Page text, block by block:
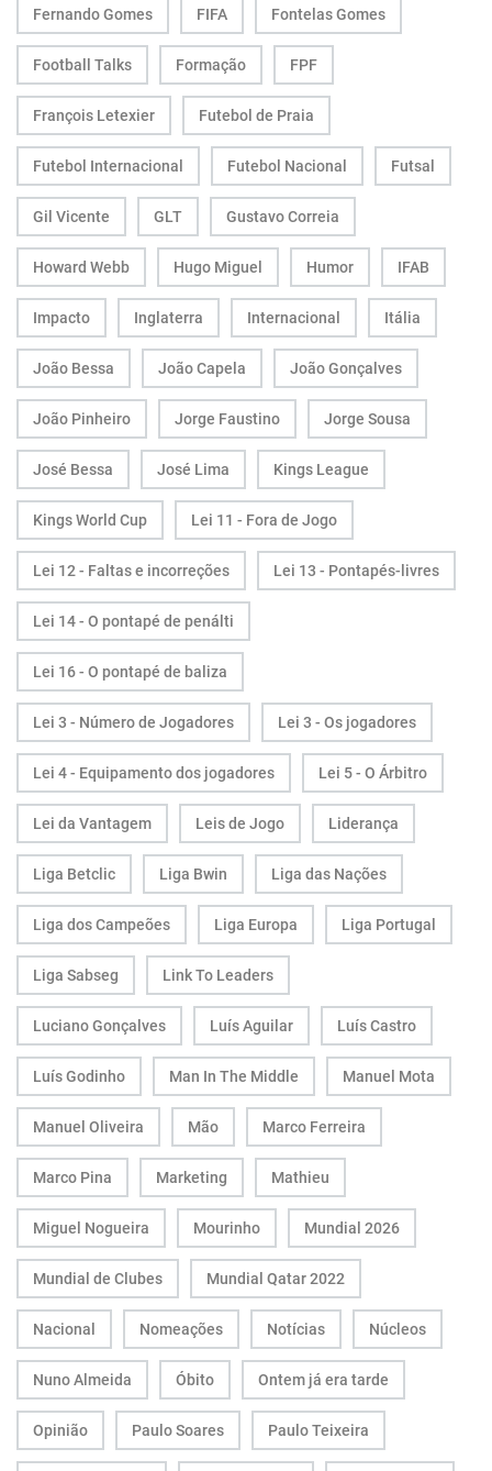
Fernando Gomes FIFA Fontelas Gomes
Football Talks Formação FPF
François Letexier Futebol de Praia
Futebol Internacional Futebol Nacional Futsal
Gil Vicente GLT Gustavo Correia
Howard Webb Hugo Miguel Humor IFAB
Impacto Inglaterra Internacional Itália
João Bessa João Capela João Gonçalves
João Pinheiro Jorge Faustino Jorge Sousa
José Bessa José Lima Kings League
Kings World Cup Lei 11 - Fora de Jogo
Lei 12 - Faltas e incorreções Lei 13 - Pontapés-livres
Lei 14 - O pontapé de penálti
Lei 16 - O pontapé de baliza
Lei 3 - Número de Jogadores Lei 3 - Os jogadores
Lei 4 - Equipamento dos jogadores Lei 5 - O Árbitro
Lei da Vantagem Leis de Jogo Liderança
Liga Betclic Liga Bwin Liga das Nações
Liga dos Campeões Liga Europa Liga Portugal
Liga Sabseg Link To Leaders
Luciano Gonçalves Luís Aguilar Luís Castro
Luís Godinho Man In The Middle Manuel Mota
Manuel Oliveira Mão Marco Ferreira
Marco Pina Marketing Mathieu
Miguel Nogueira Mourinho Mundial 2026
Mundial de Clubes Mundial Qatar 2022
Nacional Nomeações Notícias Núcleos
Nuno Almeida Óbito Ontem já era tarde
Opinião Paulo Soares Paulo Teixeira